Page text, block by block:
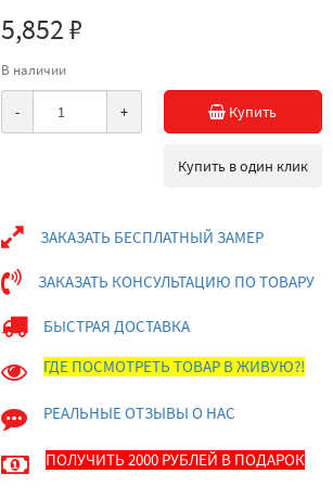
5,852 ₽
В наличии
- + Купить
Купить в один клик
ЗАКАЗАТЬ БЕСПЛАТНЫЙ ЗАМЕР
ЗАКАЗАТЬ КОНСУЛЬТАЦИЮ ПО ТОВАРУ
БЫСТРАЯ ДОСТАВКА
ГДЕ ПОСМОТРЕТЬ ТОВАР В ЖИВУЮ?!
РЕАЛЬНЫЕ ОТЗЫВЫ О НАС
ПОЛУЧИТЬ 2000 РУБЛЕЙ В ПОДАРОК